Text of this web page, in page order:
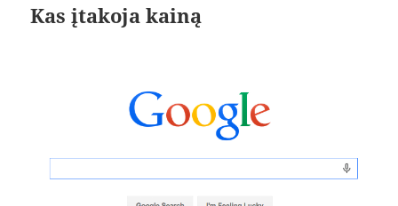
Kas įtakoja kainą